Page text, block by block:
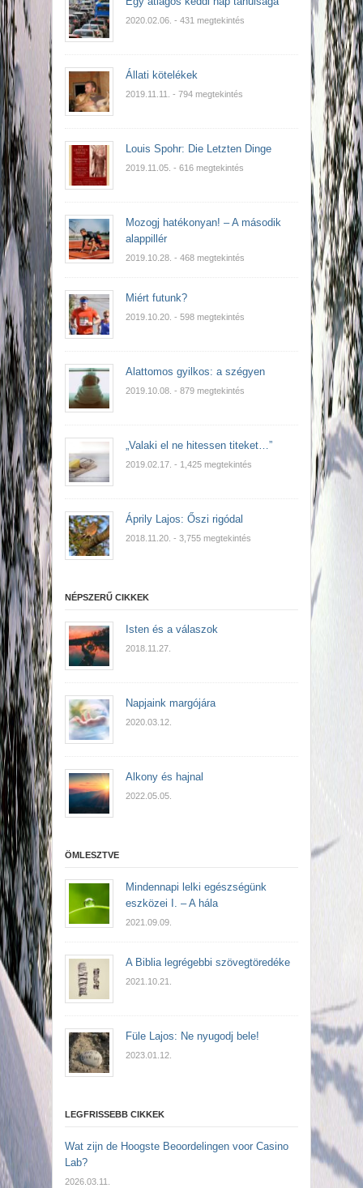
2020.02.06. - 431 megtekintés
Állati kötelékek
2019.11.11. - 794 megtekintés
Louis Spohr: Die Letzten Dinge
2019.11.05. - 616 megtekintés
Mozogj hatékonyan! – A második
alappillér
2019.10.28. - 468 megtekintés
Miért futunk?
2019.10.20. - 598 megtekintés
Alattomos gyilkos: a szégyen
2019.10.08. - 879 megtekintés
„Valaki el ne hitessen titeket…”
2019.02.17. - 1,425 megtekintés
Áprily Lajos: Őszi rigódal
2018.11.20. - 3,755 megtekintés
NÉPSZERŰ CIKKEK
Isten és a válaszok
2018.11.27.
Napjaink margójára
2020.03.12.
Alkony és hajnal
2022.05.05.
ÖMLESZTVE
Mindennapi lelki egészségünk
eszközei I. – A hála
2021.09.09.
A Biblia legrégebbi szövegtöredéke
2021.10.21.
Füle Lajos: Ne nyugodj bele!
2023.01.12.
LEGFRISSEBB CIKKEK
Wat zijn de Hoogste Beoordelingen voor Casino
Lab?
2026.03.11.